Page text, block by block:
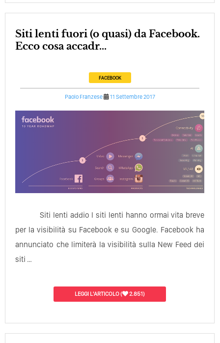
Siti lenti fuori (o quasi) da Facebook.
Ecco cosa accadr...
FACEBOOK
Paolo Franzese 11 Settembre 2017
Siti lenti addio I siti lenti hanno ormai vita breve
per la visibilità su Facebook e su Google. Facebook ha
annunciato che limiterà la visibilità sulla New Feed dei
siti …
LEGGI L'ARTICOLO( 2.851)